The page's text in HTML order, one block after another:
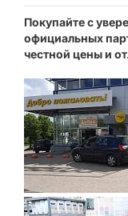
Покупайте с
официальных
честной цены и